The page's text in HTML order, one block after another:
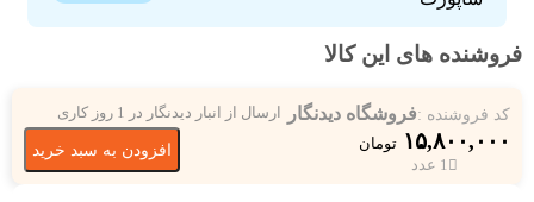
فروشنده های این کالا
کد فروشنده :فروشگاه دیدنگار ارسال از انبار دیدنگار در 1 روز کاری
۱۵,۸۰۰,۰۰۰ تومان
1 عدد
افزودن به سبد خرید